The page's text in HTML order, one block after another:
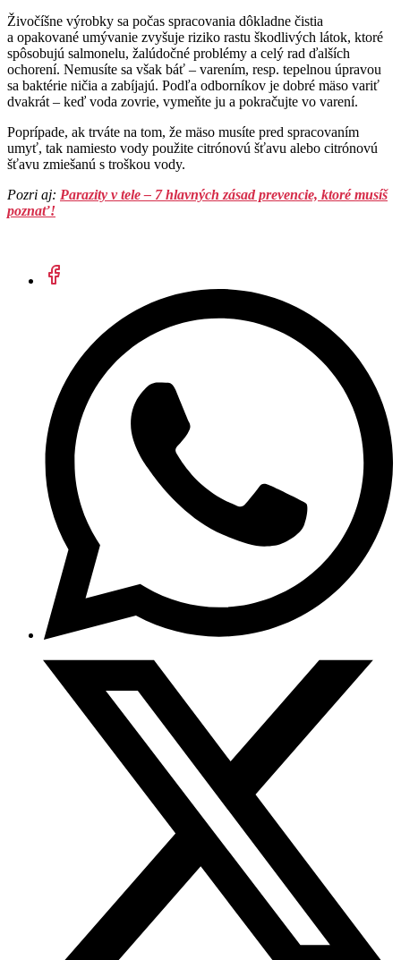
Živočíšne výrobky sa počas spracovania dôkladne čistia
a opakované umývanie zvyšuje riziko rastu škodlivých látok, ktoré
spôsobujú salmonelu, žalúdočné problémy a celý rad ďalších
ochorení. Nemusíte sa však báť – varením, resp. tepelnou úpravou
sa baktérie ničia a zabíjajú. Podľa odborníkov je dobré mäso variť
dvakrát – keď voda zovrie, vymeňte ju a pokračujte vo varení.
Poprípade, ak trváte na tom, že mäso musíte pred spracovaním
umyť, tak namiesto vody použite citrónovú šťavu alebo citrónovú
šťavu zmiešanú s troškou vody.
Pozri aj: Parazity v tele – 7 hlavných zásad prevencie, ktoré musíš
poznať!